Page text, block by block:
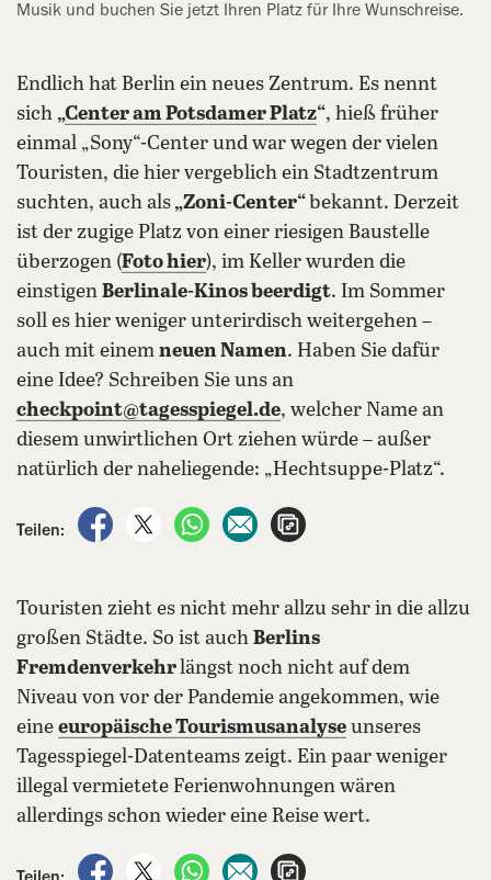
Musik und buchen Sie jetzt Ihren Platz für Ihre Wunschreise.
Endlich hat Berlin ein neues Zentrum. Es nennt
sich „Center am Potsdamer Platz“, hieß früher
einmal „Sony“-Center und war wegen der vielen
Touristen, die hier vergeblich ein Stadtzentrum
suchten, auch als „Zoni-Center“ bekannt. Derzeit
ist der zugige Platz von einer riesigen Baustelle
überzogen (Foto hier), im Keller wurden die
einstigen Berlinale-Kinos beerdigt. Im Sommer
soll es hier weniger unterirdisch weitergehen –
auch mit einem neuen Namen. Haben Sie dafür
eine Idee? Schreiben Sie uns an
checkpoint@tagesspiegel.de, welcher Name an
diesem unwirtlichen Ort ziehen würde – außer
natürlich der naheliegende: „Hechtsuppe-Platz“.
Teilen:
auf Facebook teilen
auf X teilenper WhatsApp teilen
per E-Mail teilen
Touristen zieht es nicht mehr allzu sehr in die allzu
großen Städte. So ist auch Berlins
Fremdenverkehrlängst noch nicht auf dem
Niveau von vor der Pandemie angekommen, wie
eine europäische Tourismusanalyse unseres
Tagesspiegel-Datenteams zeigt. Ein paar weniger
illegal vermietete Ferienwohnungen wären
allerdings schon wieder eine Reise wert.
auf Facebook teilen
auf X teilenper WhatsApp teilen
per E-Mail teilen